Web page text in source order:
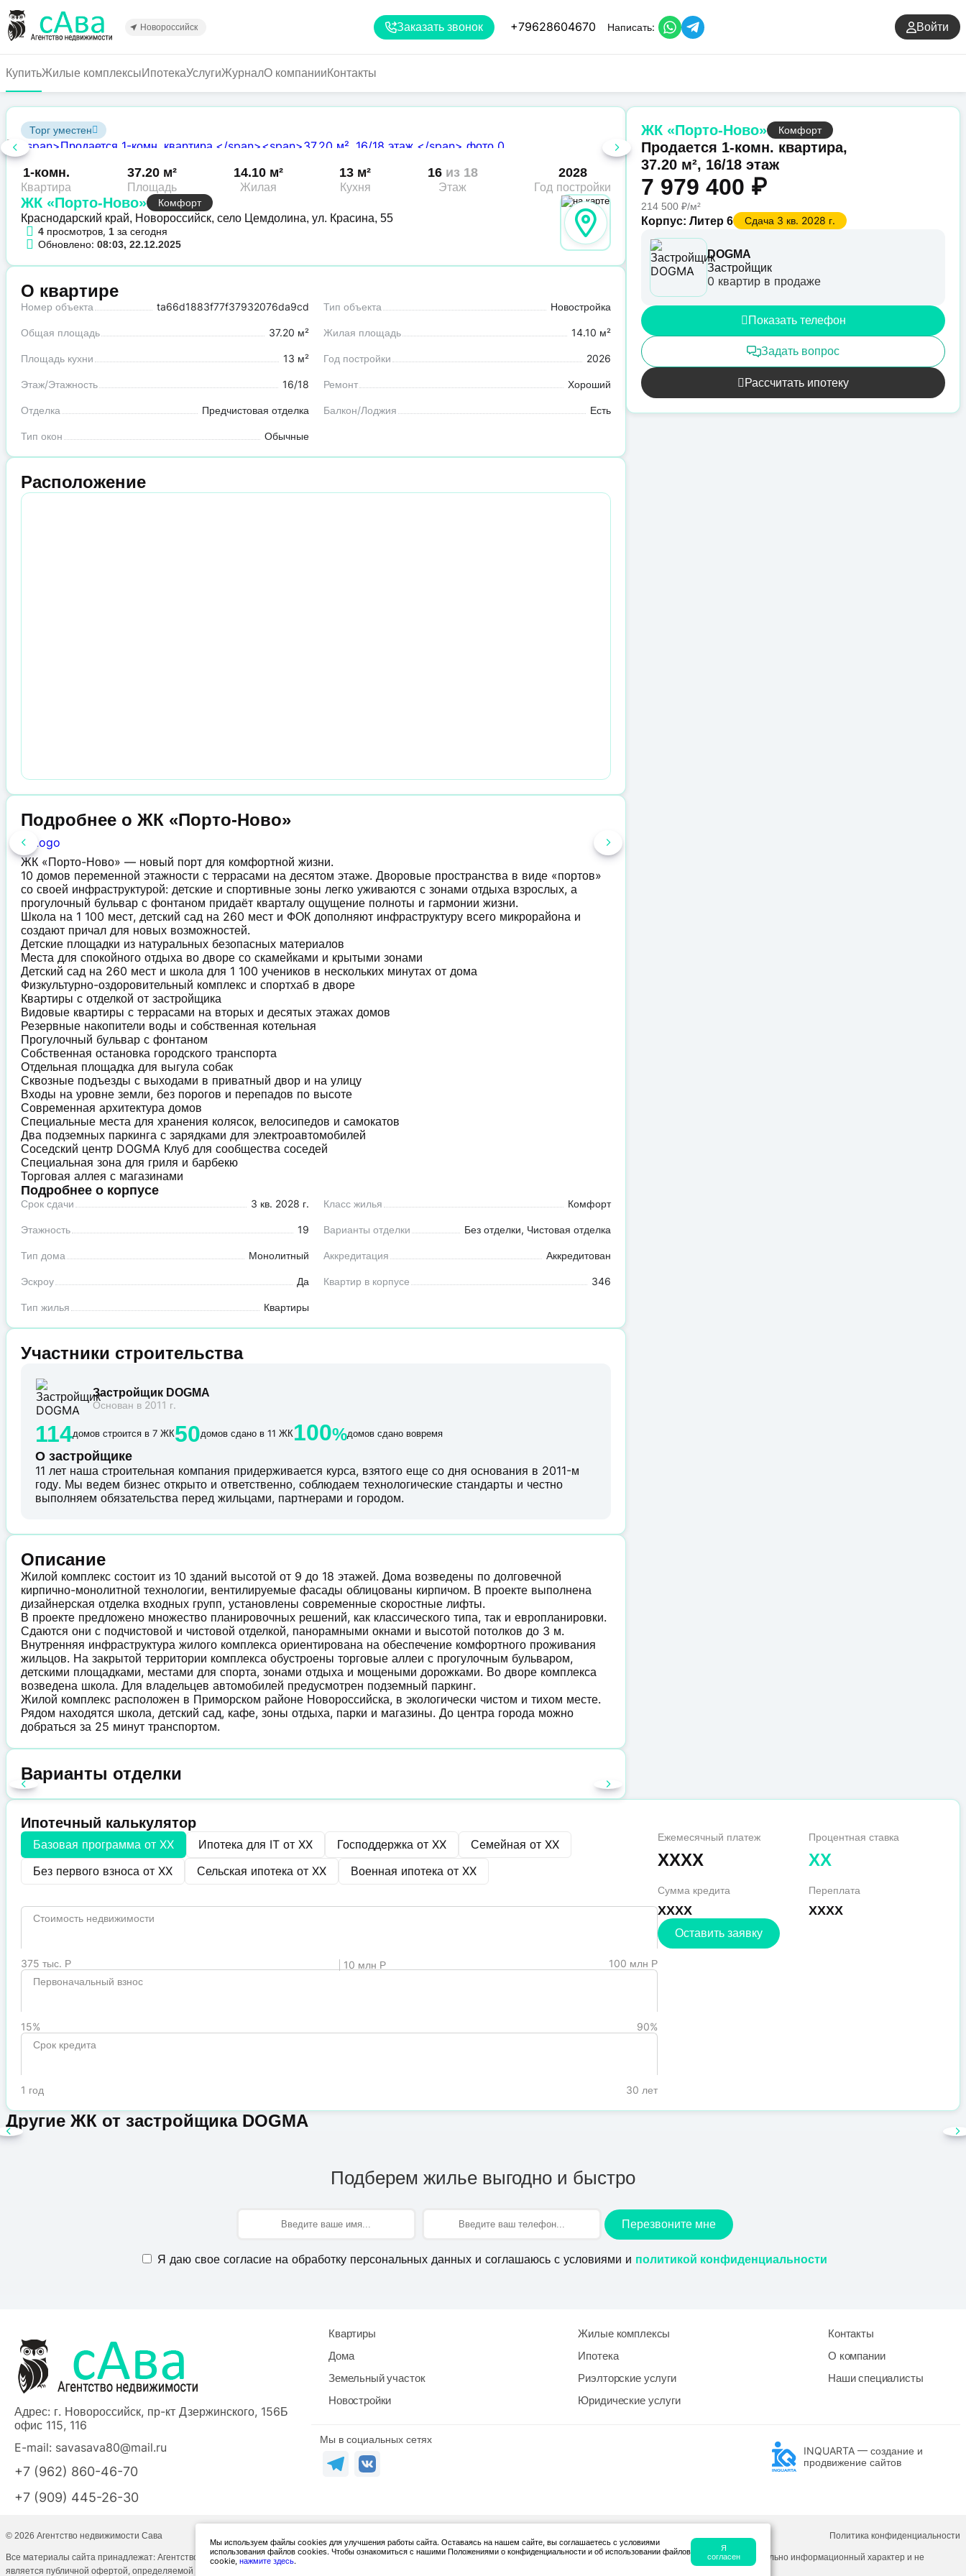
Перейти
основному
Новороссийск Заказать звонок +79628604670 Написать: Войти
КупитьЖилые комплексыИпотекаУслугиЖурналО компанииКонтакты
Торг уместен
1-комн.
Квартира
37.20 м²
Площадь
14.10 м²
Жилая
13 м²
Кухня
16 из 18
Этаж
2028
Год постройки
ЖК «Порто-Ново»
Комфорт
Краснодарский край, Новороссийск, село Цемдолина, ул. Красина, 55
4 просмотров, 1 за сегодня
Обновлено: 08:03, 22.12.2025
О квартире
Номер объекта ta66d1883f77f37932076da9cd Тип объекта Новостройка
Общая площадь 37.20 м² Жилая площадь 14.10 м²
Площадь кухни 13 м² Год постройки 2026
Этаж/Этажность 16/18 Ремонт Хороший
Отделка Предчистовая отделка Балкон/Лоджия Есть
Тип окон Обычные
Расположение
Подробнее о ЖК «Порто-Ново»
ЖК «Порто-Ново» — новый порт для комфортной жизни.
10 домов переменной этажности с террасами на десятом этаже. Дворовые пространства в виде «портов»
со своей инфраструктурой: детские и спортивные зоны легко уживаются с зонами отдыха взрослых, а
прогулочный бульвар с фонтаном придаёт кварталу ощущение полноты и гармонии жизни.
Школа на 1 100 мест, детский сад на 260 мест и ФОК дополняют инфраструктуру всего микрорайона и
создают причал для новых возможностей.
Детские площадки из натуральных безопасных материалов
Места для спокойного отдыха во дворе со скамейками и крытыми зонами
Детский сад на 260 мест и школа для 1 100 учеников в нескольких минутах от дома
Физкультурно-оздоровительный комплекс и спортхаб в дворе
Квартиры с отделкой от застройщика
Видовые квартиры с террасами на вторых и десятых этажах домов
Резервные накопители воды и собственная котельная
Прогулочный бульвар с фонтаном
Собственная остановка городского транспорта
Отдельная площадка для выгула собак
Сквозные подъезды с выходами в приватный двор и на улицу
Входы на уровне земли, без порогов и перепадов по высоте
Современная архитектура домов
Специальные места для хранения колясок, велосипедов и самокатов
Два подземных паркинга с зарядками для электроавтомобилей
Соседский центр DOGMA Клуб для сообщества соседей
Специальная зона для гриля и барбекю
Торговая аллея с магазинами
Подробнее о корпусе
Срок сдачи 3 кв. 2028 г. Класс жилья Комфорт
Этажность 19 Варианты отделки Без отделки, Чистовая отделка
Тип дома Монолитный Аккредитация Аккредитован
Эскроу Да Квартир в корпусе 346
Тип жилья Квартиры
Участники строительства
Застройщик DOGMA
Основан в 2011 г.
114домов строится в 7 ЖК50домов сдано в 11 ЖК100%домов сдано вовремя
О застройщике
11 лет наша строительная компания придерживается курса, взятого еще со дня основания в 2011-м
году. Мы ведем бизнес открыто и ответственно, соблюдаем технологические стандарты и честно
выполняем обязательства перед жильцами, партнерами и городом.
Описание
Жилой комплекс состоит из 10 зданий высотой от 9 до 18 этажей. Дома возведены по долговечной
кирпично-монолитной технологии, вентилируемые фасады облицованы кирпичом. В проекте выполнена
дизайнерская отделка входных групп, установлены современные скоростные лифты.
В проекте предложено множество планировочных решений, как классического типа, так и европланировки.
Сдаются они с подчистовой и чистовой отделкой, панорамными окнами и высотой потолков до 3 м.
Внутренняя инфраструктура жилого комплекса ориентирована на обеспечение комфортного проживания
жильцов. На закрытой территории комплекса обустроены торговые аллеи с прогулочным бульваром,
детскими площадками, местами для спорта, зонами отдыха и мощеными дорожками. Во дворе комплекса
возведена школа. Для владельцев автомобилей предусмотрен подземный паркинг.
Жилой комплекс расположен в Приморском районе Новороссийска, в экологически чистом и тихом месте.
Рядом находятся школа, детский сад, кафе, зоны отдыха, парки и магазины. До центра города можно
добраться за 25 минут транспортом.
Варианты отделки
Продается 1-комн. квартира,
37.20 м², 16/18 этаж
7 979 400 ₽
214 500 ₽/м²
ЖК «Порто-Ново» Комфорт
Корпус: Литер 6 Сдача 3 кв. 2028 г.
DOGMA
Застройщик
0 квартир в продаже
Показать телефон
Задать вопрос
Рассчитать ипотеку
Ипотечный калькулятор
Базовая программа от XX Ипотека для IT от XX Господдержка от XX Семейная от XX
Без первого взноса от XX Сельская ипотека от XX Военная ипотека от XX
Стоимость недвижимости
375 тыс. Р 10 млн Р
100 млн Р
Первоначальный взнос
15%
90%
Срок кредита
1 год 30 лет
Ежемесячный платеж
XXXX
Процентная ставка
XX
Сумма кредита
XXXX
Переплата
XXXX
Оставить заявку
Другие ЖК от застройщика DOGMA
Подберем жилье выгодно и быстро
Перезвоните мне
Я даю свое согласие на обработку персональных данных и соглашаюсь с условиями и политикой конфиденциальности
Адрес: г. Новороссийск, пр-кт Дзержинского, 156Б
офис 115, 116
E-mail: savasava80@mail.ru
+7 (962) 860-46-70
+7 (909) 445-26-30
Квартиры
Дома
Земельный участок
Новостройки
Жилые комплексы
Ипотека
Риэлторские услуги
Юридические услуги
Контакты
О компании
Наши специалисты
Мы в социальных сетях
INQUARTA — создание и
продвижение сайтов
© 2026 Агентство недвижимости Сава Политика конфиденциальности
Все материалы сайта принадлежат: Агентство недвижимости Сава. При перепечатке ссылка на данный сайт обязательна. Вся информация, опубликованная на сайте, носит исключительно информационный характер и не
является публичной офертой, определяемой положениями ст. 437 ГК РФ.
Мы используем файлы cookies для улучшения работы сайта. Оставаясь на нашем сайте, вы соглашаетесь с условиями
использования файлов cookies. Чтобы ознакомиться с нашими Положениями о конфиденциальности и об использовании файлов
cookie, нажмите здесь.
Я
согласен